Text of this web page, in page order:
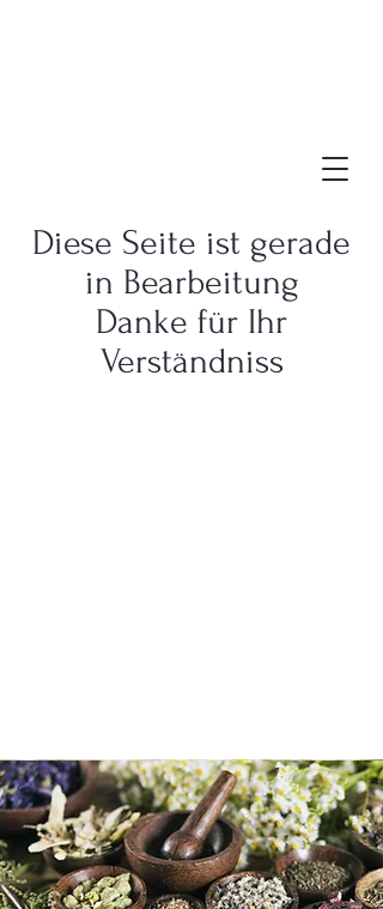
Diese Seite ist gerade
in Bearbeitung
Danke für Ihr
Verständniss